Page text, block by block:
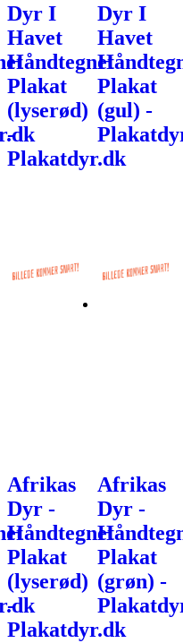
Dyr I
Havet
Håndtegnet
Plakat
(lyserød)
-
Plakatdyr.dk
Dyr I
Havet
Plakat
(gul) -
Afrikas
Dyr -
Håndtegnet
Plakat
(lyserød)
-
Plakatdyr.dk
Afrikas
Dyr -
Plakat
(grøn) -